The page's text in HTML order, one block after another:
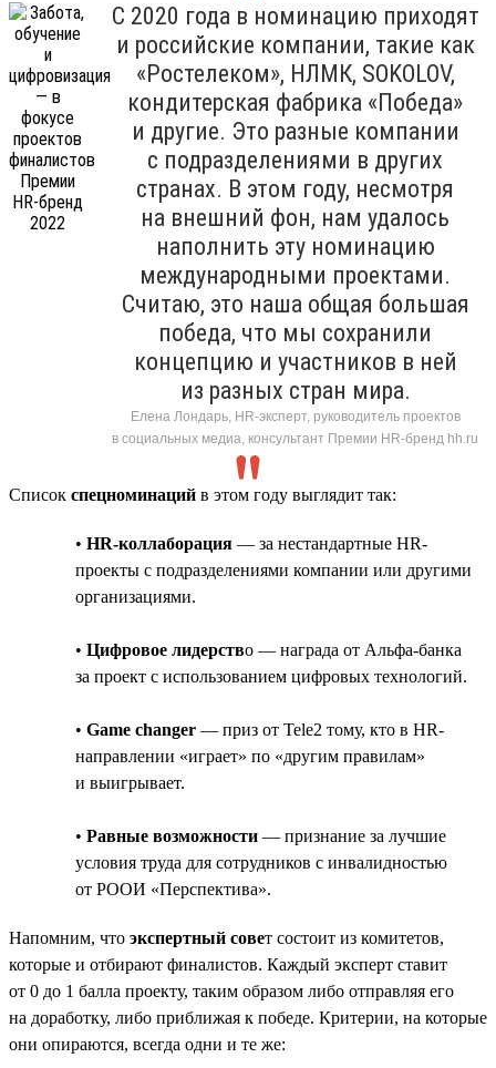
С 2020 года в номинацию приходят
и российские компании, такие как
«Ростелеком», НЛМК, SOKOLOV,
кондитерская фабрика «Победа»
и другие. Это разные компании
с подразделениями в других
странах. В этом году, несмотря
на внешний фон, нам удалось
наполнить эту номинацию
международными проектами.
Считаю, это наша общая большая
победа, что мы сохранили
концепцию и участников в ней
из разных стран мира.
Елена Лондарь, HR-эксперт, руководитель проектов
в социальных медиа, консультант Премии HR-бренд hh.ru
Список спецноминаций в этом году выглядит так:
• HR-коллаборация — за нестандартные HR-
проекты с подразделениями компании или другими
организациями.
• Цифровое лидерство — награда от Альфа-банка
за проект с использованием цифровых технологий.
• Game changer — приз от Tele2 тому, кто в HR-
направлении «играет» по «другим правилам»
и выигрывает.
• Равные возможности — признание за лучшие
условия труда для сотрудников с инвалидностью
от РООИ «Перспектива».
Напомним, что экспертный совет состоит из комитетов,
которые и отбирают финалистов. Каждый эксперт ставит
от 0 до 1 балла проекту, таким образом либо отправляя его
на доработку, либо приближая к победе. Критерии, на которые
они опираются, всегда одни и те же: